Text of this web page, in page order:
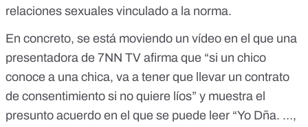
relaciones sexuales vinculado a la norma.
En concreto, se está moviendo un vídeo en el que una
presentadora de 7NN TV afirma que “si un chico
conoce a una chica, va a tener que llevar un contrato
de consentimiento si no quiere líos” y muestra el
presunto acuerdo en el que se puede leer “Yo Dña. …,